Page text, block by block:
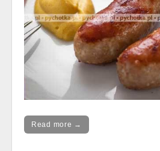
Read more →